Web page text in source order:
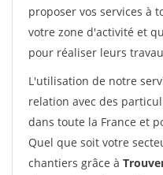
proposer vos services à
votre zone d'activité et
pour réaliser leurs
L'utilisation de notre
relation avec des
dans toute la France et
Quel que soit votre
chantiers grâce à